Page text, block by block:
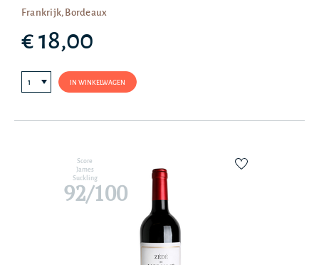
Frankrijk, Bordeaux
€ 18,00
IN WINKELWAGEN
Score
James
Suckling
92/100